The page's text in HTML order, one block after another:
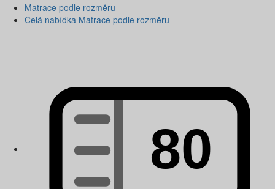
Matrace podle rozměru
Celá nabídka Matrace podle rozměru